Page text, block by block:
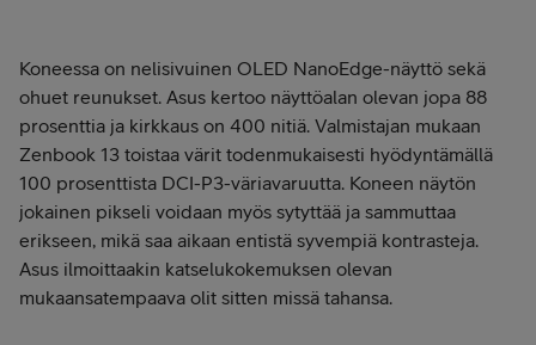
Koneessa on nelisivuinen OLED NanoEdge-näyttö sekä
ohuet reunukset. Asus kertoo näyttöalan olevan jopa 88
prosenttia ja kirkkaus on 400 nitiä. Valmistajan mukaan
Zenbook 13 toistaa värit todenmukaisesti hyödyntämällä
100 prosenttista DCI-P3-väriavaruutta. Koneen näytön
jokainen pikseli voidaan myös sytyttää ja sammuttaa
erikseen, mikä saa aikaan entistä syvempiä kontrasteja.
Asus ilmoittaakin katselukokemuksen olevan
mukaansatempaava olit sitten missä tahansa.